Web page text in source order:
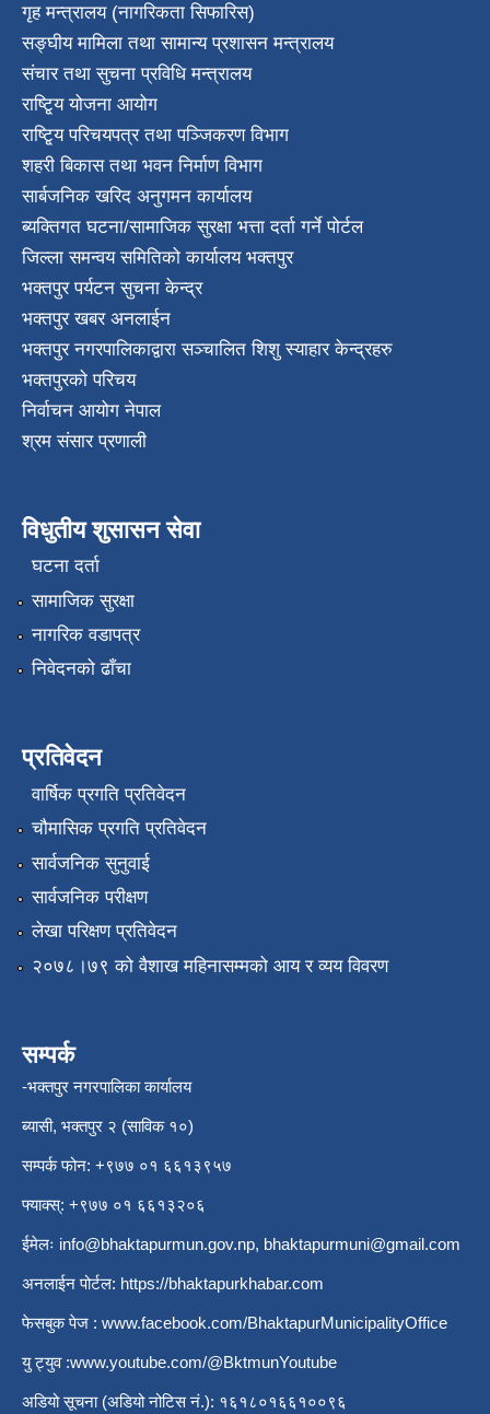
गृह मन्त्रालय (नागरिकता सिफारिस)
सङ्घीय मामिला तथा सामान्य प्रशासन मन्त्रालय
संचार तथा सुचना प्रविधि मन्त्रालय
राष्टि्ृय योजना आयोग
राष्टि्ृय परिचयपत्र तथा पञ्जिकरण विभाग
शहरी बिकास तथा भवन निर्माण विभाग
सार्बजनिक खरिद अनुगमन कार्यालय
ब्यक्तिगत घटना/सामाजिक सुरक्षा भत्ता दर्ता गर्ने पोर्टल
जिल्ला समन्वय समितिको कार्यालय भक्तपुर
भक्तपुर पर्यटन सुचना केन्द्र
भक्तपुर खबर अनलाईन
भक्तपुर नगरपालिकाद्वारा सञ्चालित शिशु स्याहार केन्द्रहरु
भक्तपुरकाे परिचय
निर्वाचन आयोग नेपाल
श्रम संसार प्रणाली
विधुतीय शुसासन सेवा
घटना दर्ता
सामाजिक सुरक्षा
नागरिक वडापत्र
निवेदनको ढाँचा
प्रतिवेदन
वार्षिक प्रगति प्रतिवेदन
चौमासिक प्रगति प्रतिवेदन
सार्वजनिक सुनुवाई
सार्वजनिक परीक्षण
लेखा परिक्षण प्रतिवेदन
२०७८।७९ को वैशाख महिनासम्मको आय र व्यय विवरण
सम्पर्क
-भक्तपुर नगरपालिका कार्यालय
ब्यासी, भक्तपुर २ (साविक १०)
सम्पर्क फोन: +९७७ ०१ ६६१३९५७
फ्याक्स्: +९७७ ०१ ६६१३२०६
ईमेलः info@bhaktapurmun.gov.np, bhaktapurmuni@gmail.com
अनलाईन पोर्टल: https://bhaktapurkhabar.com
फेसबुक पेज : www.facebook.com/BhaktapurMunicipalityOffice
यु ट्युव :www.youtube.com/@BktmunYoutube
अडियो सूचना (अडियो नोटिस नं.): १६१८०१६६१००९६